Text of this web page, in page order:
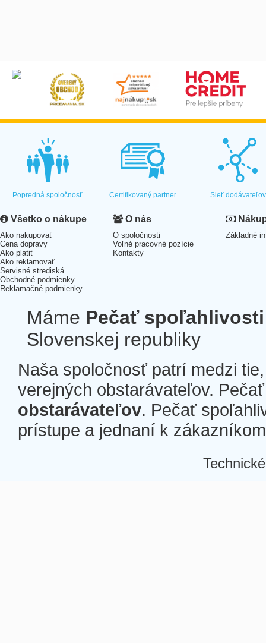
Popredná spoločnosť Certifikovaný partner Sieť dodávateľov
Všetko o nákupe
Ako nakupovať
Cena dopravy
Ako platiť
Ako reklamovať
Servisné strediská
Obchodné podmienky
Reklamačné podmienky
O nás
O spoločnosti
Voľné pracovné pozície
Kontakty
Základné
Máme Pečať spoľahlivosti
Slovenskej republiky
Naša spoločnosť patrí medzi
verejných obstarávateľov.
obstarávateľov. Pečať
prístupe a jednaní k